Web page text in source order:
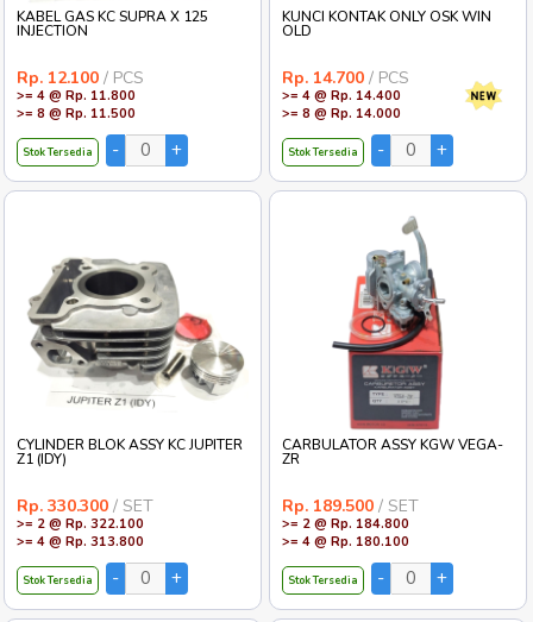
KABEL GAS KC SUPRA X 125
INJECTION
Rp. 12.100 / PCS
>= 4 @ Rp. 11.800
>= 8 @ Rp. 11.500
Stok Tersedia
KUNCI KONTAK ONLY OSK WIN
OLD
Rp. 14.700 / PCS
>= 4 @ Rp. 14.400
>= 8 @ Rp. 14.000
Stok Tersedia
CYLINDER BLOK ASSY KC JUPITER
Z1 (IDY)
Rp. 330.300 / SET
>= 2 @ Rp. 322.100
>= 4 @ Rp. 313.800
Stok Tersedia
CARBULATOR ASSY KGW VEGA-
ZR
Rp. 189.500 / SET
>= 2 @ Rp. 184.800
>= 4 @ Rp. 180.100
Stok Tersedia